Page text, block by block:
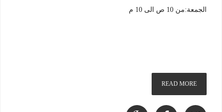
الجمعة:من 10 ص الى 10 م
READ MORE